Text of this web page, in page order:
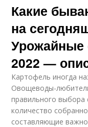
Какие
на
Урожайные
2022 —
Картофель иногда
Овощеводы-
правильного выбора
количество
составляющие важно